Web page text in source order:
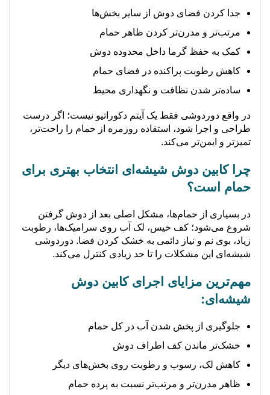
جدا کردن فضای دوش از سایر بخش‌ها
مرتب‌تر و مدرن‌تر کردن ظاهر حمام
کمک به حفظ گرما داخل محدوده دوش
کاهش رطوبت پراکنده در فضای حمام
ساده‌تر شدن نظافت و نگهداری محیط
در واقع دوردوشی فقط یک آیتم دکوراتیو نیست؛ اگر درست
طراحی و اجرا شود، استفاده روزمره از حمام را راحت‌تر،
تمیزتر و ایمن‌تر می‌کند.
چرا کابین دوش شیشه‌ای انتخاب بهتری برای
حمام است؟
در بسیاری از حمام‌ها، مشکل اصلی بعد از دوش گرفتن
شروع می‌شود؛ کف خیس، لک آب روی سرامیک‌ها، رطوبت
زیاد، بوی نم و نیاز دائمی به خشک کردن فضا. دوردوشی
شیشه‌ای این مشکلات را تا حد زیادی کنترل می‌کند.
مهم‌ترین مزایای اجرای کابین دوش
شیشه‌ای:
جلوگیری از پخش شدن آب در کل حمام
خشک‌تر ماندن کف اطراف دوش
کاهش لک، رسوب و رطوبت روی بخش‌های دیگر
ظاهر مدرن‌تر و مرتب‌تر نسبت به پرده حمام